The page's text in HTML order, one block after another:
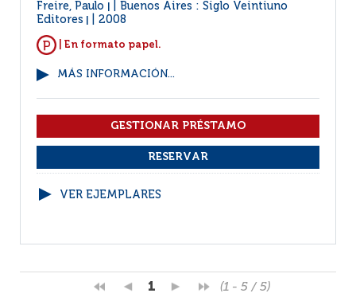
Freire, Paulo
Buenos Aires : Siglo Veintiuno
Editores
2008
| En formato papel.
MÁS INFORMACIÓN...
VER EJEMPLARES
1 (1 - 5 / 5)